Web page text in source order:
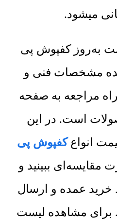
میشود.
به‌روز کفپوش پی
مشخصات فنی و
مراجعه به صفحه
است. در این
انواعکفپوش پی
مقایسه‌ای ببینید و
خرید عمده و ارسال
برای مشاهده لیست